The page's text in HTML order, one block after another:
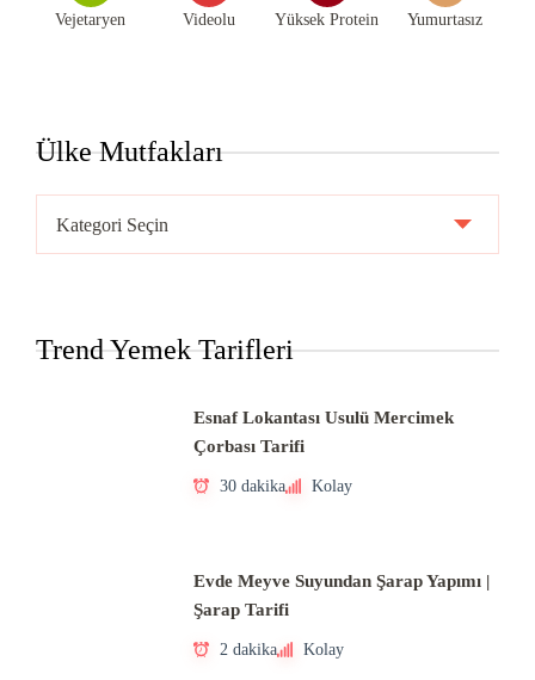
Vejetaryen Videolu Yüksek Protein Yumurtasız
Ülke Mutfakları
Mutfakları
Trend Yemek Tarifleri
Esnaf Lokantası Usulü Mercimek
Çorbası Tarifi
30 dakika Kolay
Evde Meyve Suyundan Şarap Yapımı |
Şarap Tarifi
2 dakika Kolay